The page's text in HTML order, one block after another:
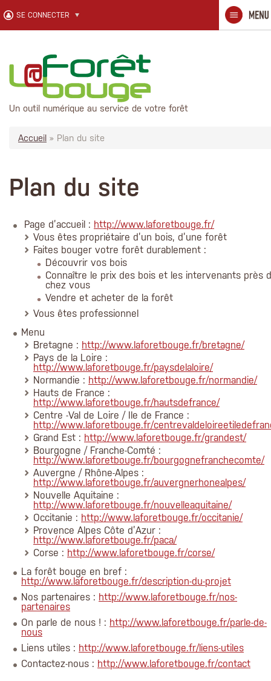
Un outil numérique au service de votre forêt
SE CONNECTER
Accueil » Plan du site
Plan du site
Page d’accueil : http://www.laforetbouge.fr/
Vous êtes propriétaire d’un bois, d’une forêt
Faites bouger votre forêt durablement :
Découvrir vos bois
Connaître le prix des bois et les intervenants près
chez vous
Vendre et acheter de la forêt
Vous êtes professionnel
Menu
Bretagne : http://www.laforetbouge.fr/bretagne/
Pays de la Loire :
http://www.laforetbouge.fr/paysdelaloire/
Normandie : http://www.laforetbouge.fr/normandie/
Hauts de France :
http://www.laforetbouge.fr/hautsdefrance/
Centre -Val de Loire / Ile de France :
http://www.laforetbouge.fr/
Grand Est : http://www.laforetbouge.fr/grandest/
Bourgogne / Franche-Comté :
http://www.laforetbouge.fr/bourgognefranchecomte/
Auvergne / Rhône-Alpes :
http://www.laforetbouge.fr/auvergnerhonealpes/
Nouvelle Aquitaine :
http://www.laforetbouge.fr/nouvelleaquitaine/
Occitanie : http://www.laforetbouge.fr/occitanie/
Provence Alpes Côte d’Azur :
http://www.laforetbouge.fr/paca/
Corse : http://www.laforetbouge.fr/corse/
La forêt bouge en bref :
http://www.laforetbouge.fr/description-du-projet
Nos partenaires : http://www.laforetbouge.fr/nos-
partenaires
On parle de nous ! : http://www.laforetbouge.fr/parle-de-
nous
Liens utiles : http://www.laforetbouge.fr/liens-utiles
Contactez-nous : http://www.laforetbouge.fr/contact